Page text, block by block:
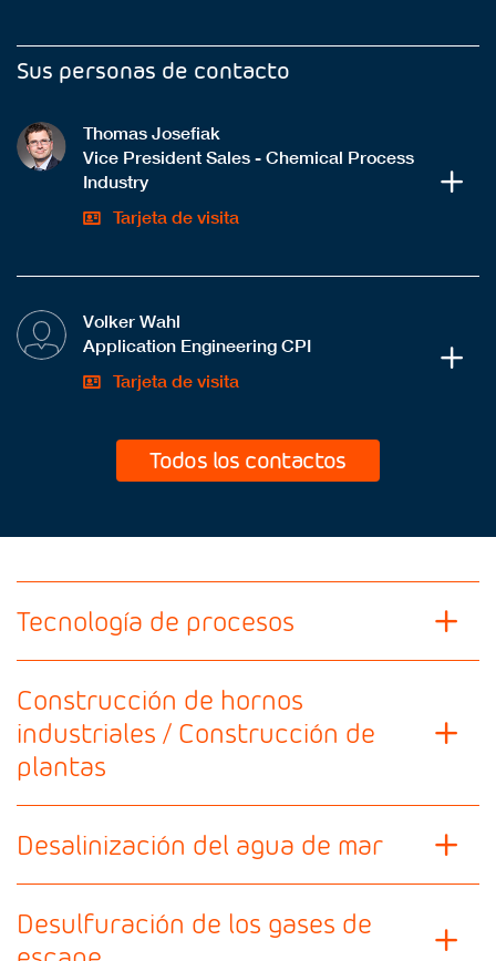
Sus personas de contacto
Thomas Josefiak
Vice President Sales - Chemical Process
Industry
Tarjeta de visita
Volker Wahl
Application Engineering CPI
Tarjeta de visita
Todos los contactos
Tecnología de procesos
Construcción de hornos
industriales / Construcción de
plantas
Desalinización del agua de mar
Desulfuración de los gases de